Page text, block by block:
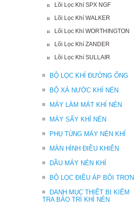
Lõi Lọc Khí SPX NGF
Lõi Lọc Khí WALKER
Lõi Lọc Khí WORTHINGTON
Lõi Lọc Khí ZANDER
Lõi Lọc Khí SULLAIR
BỘ LỌC KHÍ ĐƯỜNG ỐNG
BỘ XẢ NƯỚC KHÍ NÉN
MÁY LÀM MÁT KHÍ NÉN
MÁY SẤY KHÍ NÉN
PHỤ TÙNG MÁY NÉN KHÍ
MÀN HÌNH ĐIỀU KHIỂN
DẦU MÁY NÉN KHÍ
BỘ LỌC ĐIỀU ÁP BÔI TRƠN
DANH MỤC THIẾT BỊ KIỂM
TRA BẢO TRÌ KHÍ NÉN